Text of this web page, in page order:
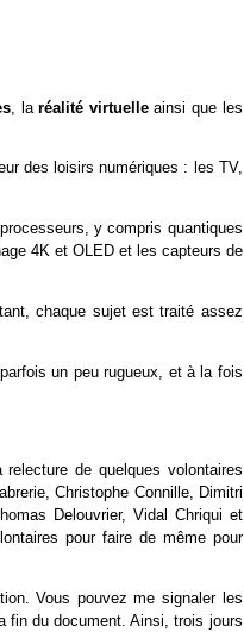
, laréalité virtuelleainsi que les
des loisirs numériques : les TV,
y compris quantiques
4K et OLED et les capteurs de
chaque sujet est traité assez
un peu rugueux, et à la fois
de quelques volontaires
Christophe Connille, Dimitri
Delouvrier, Vidal Chriqui et
pour faire de même pour
Vous pouvez me signaler les
fin du document. Ainsi, trois jours